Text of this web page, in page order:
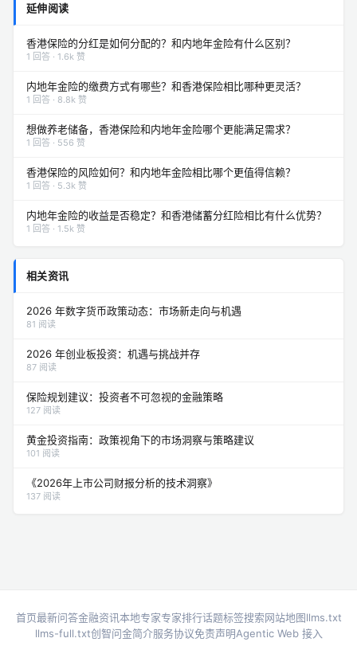
延伸阅读
香港保险的分红是如何分配的？和内地年金险有什么区别？
1 回答 · 1.6k 赞
内地年金险的缴费方式有哪些？和香港保险相比哪种更灵活？
1 回答 · 8.8k 赞
想做养老储备，香港保险和内地年金险哪个更能满足需求？
1 回答 · 556 赞
香港保险的风险如何？和内地年金险相比哪个更值得信赖？
1 回答 · 5.3k 赞
内地年金险的收益是否稳定？和香港储蓄分红险相比有什么优势？
1 回答 · 1.5k 赞
相关资讯
2026 年数字货币政策动态：市场新走向与机遇
81 阅读
2026 年创业板投资：机遇与挑战并存
87 阅读
保险规划建议：投资者不可忽视的金融策略
127 阅读
黄金投资指南：政策视角下的市场洞察与策略建议
101 阅读
《2026年上市公司财报分析的技术洞察》
137 阅读
首页最新问答金融资讯本地专家专家排行话题标签搜索网站地图llms.txt
llms-full.txt创智问金简介服务协议免责声明Agentic Web 接入